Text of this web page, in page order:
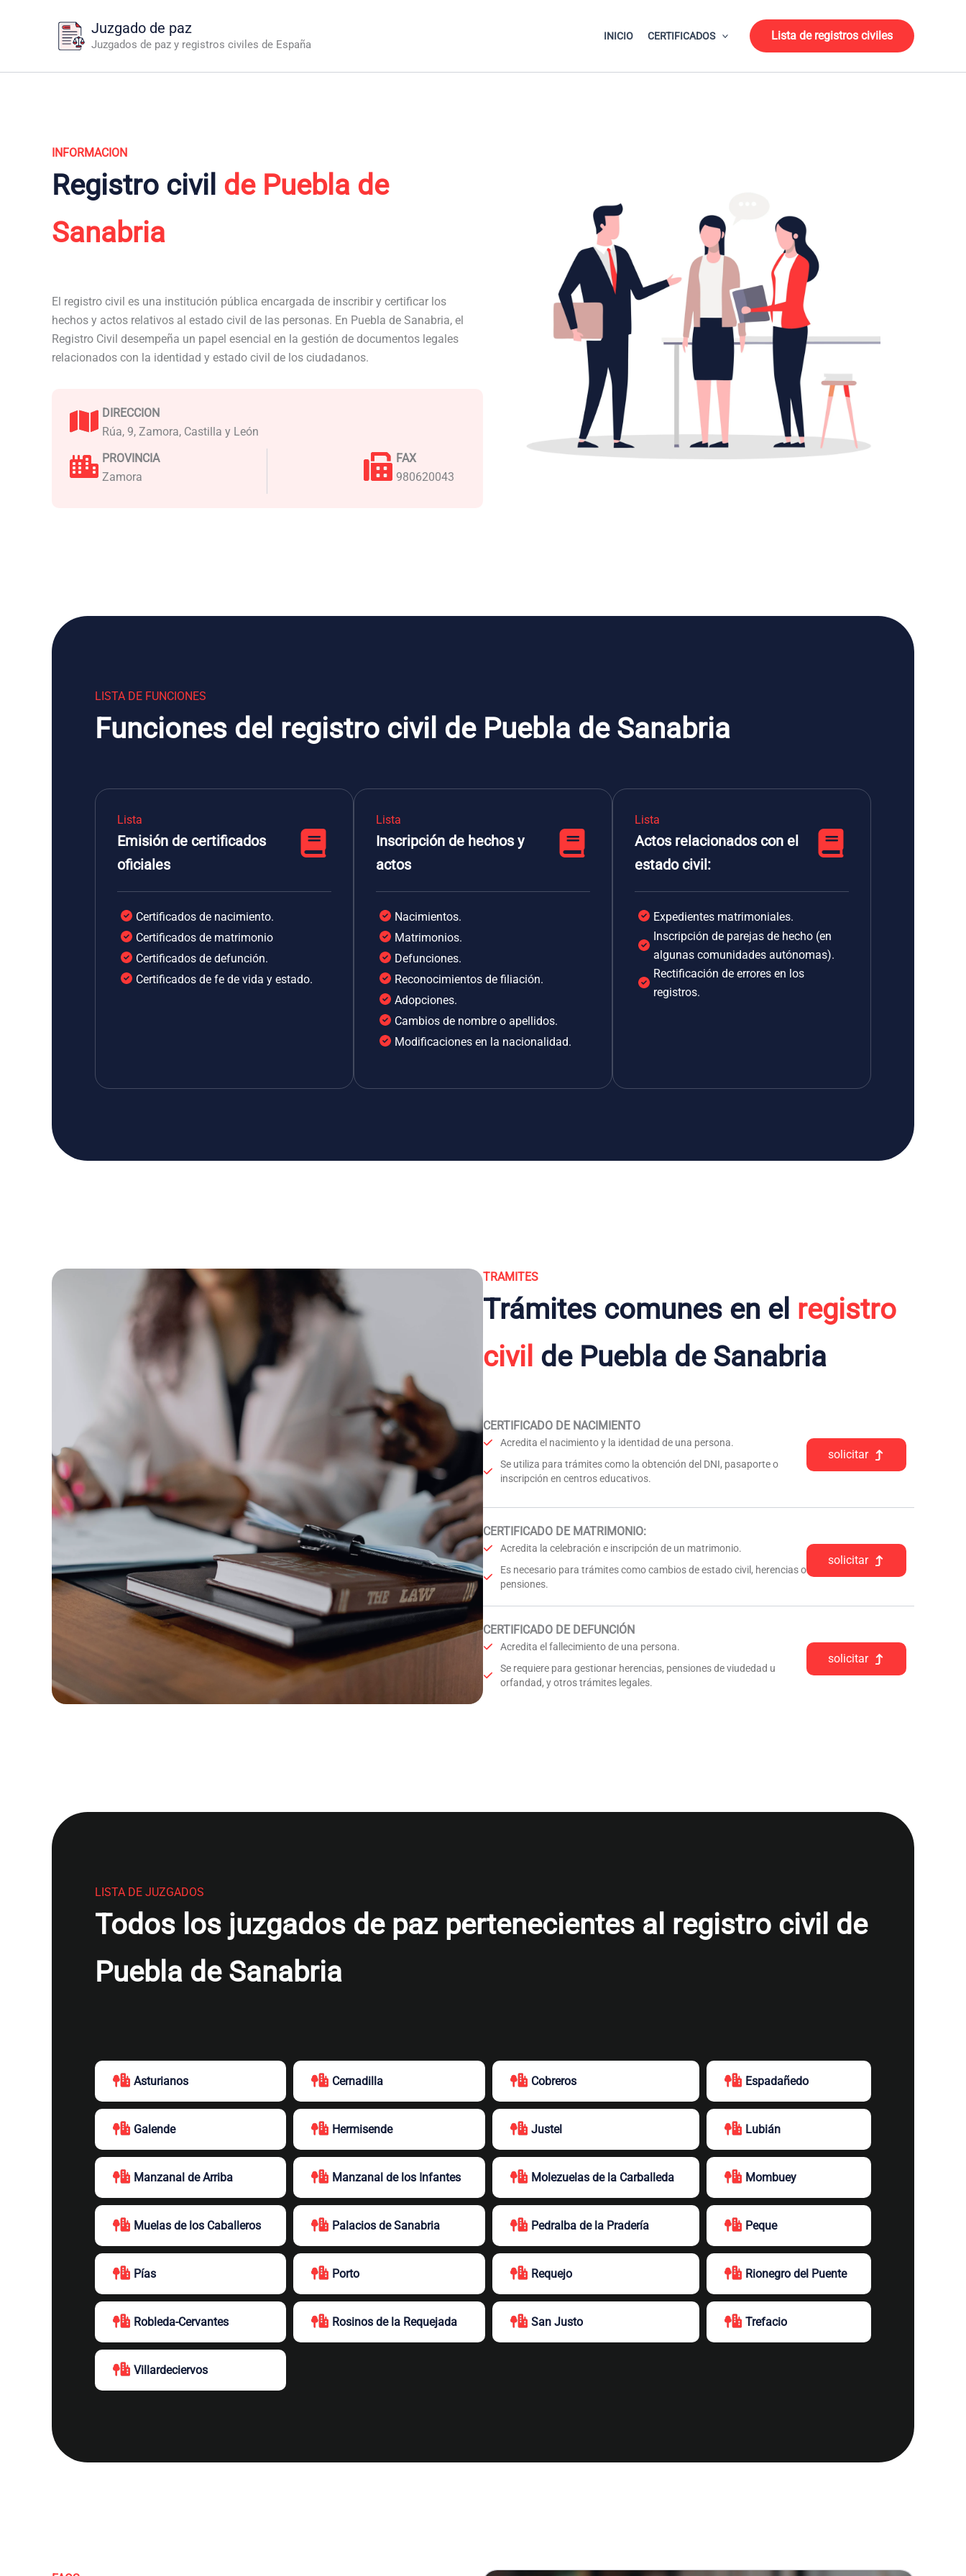
Juzgado de paz
Juzgados de paz y registros civiles de España
INICIO CERTIFICADOS Lista de registros civiles
INFORMACION
Registro civil de Puebla de
Sanabria
El registro civil es una institución pública encargada de inscribir y certificar los
hechos y actos relativos al estado civil de las personas. En Puebla de Sanabria, el
Registro Civil desempeña un papel esencial en la gestión de documentos legales
relacionados con la identidad y estado civil de los ciudadanos.
DIRECCION
Rúa, 9, Zamora, Castilla y León
PROVINCIA
Zamora
FAX
980620043
LISTA DE FUNCIONES
Funciones del registro civil de Puebla de Sanabria
Lista
Emisión de certificados
oficiales
Certificados de nacimiento.
Certificados de matrimonio
Certificados de defunción.
Certificados de fe de vida y estado.
Lista
Inscripción de hechos y
actos
Nacimientos.
Matrimonios.
Defunciones.
Reconocimientos de filiación.
Adopciones.
Cambios de nombre o apellidos.
Modificaciones en la nacionalidad.
Lista
Actos relacionados con el
estado civil:
Expedientes matrimoniales.
Inscripción de parejas de hecho (en
algunas comunidades autónomas).
Rectificación de errores en los
registros.
TRAMITES
Trámites comunes en el registro
civil de Puebla de Sanabria
CERTIFICADO DE NACIMIENTO
Acredita el nacimiento y la identidad de una persona.
Se utiliza para trámites como la obtención del DNI, pasaporte o
inscripción en centros educativos.
solicitar
CERTIFICADO DE MATRIMONIO:
Acredita la celebración e inscripción de un matrimonio.
Es necesario para trámites como cambios de estado civil, herencias o
pensiones.
solicitar
CERTIFICADO DE DEFUNCIÓN
Acredita el fallecimiento de una persona.
Se requiere para gestionar herencias, pensiones de viudedad u
orfandad, y otros trámites legales.
solicitar
LISTA DE JUZGADOS
Todos los juzgados de paz pertenecientes al registro civil de
Puebla de Sanabria
Asturianos Cernadilla Cobreros Espadañedo
Galende Hermisende Justel Lubián
Manzanal de Arriba Manzanal de los Infantes Molezuelas de la Carballeda Mombuey
Muelas de los Caballeros Palacios de Sanabria Pedralba de la Pradería Peque
Pías Porto Requejo Rionegro del Puente
Robleda-Cervantes Rosinos de la Requejada San Justo Trefacio
Villardeciervos